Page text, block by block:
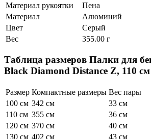
Материал рукоятки
Пена
Материал
Алюминий
Цвет
Серый
Вес
355.00 г
Таблица размеров Палки для
Black Diamond Distance Z, 110 см
Размер Компактные размеры Вес пары
100 см 342 см
33 см
110 см 355 см
36 см
120 см 370 см
40 см
130 см 402 см 43 см